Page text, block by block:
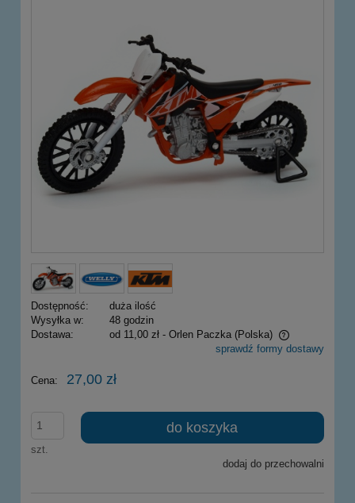
Dostępność:
duża ilość
Wysyłka w:
48 godzin
Dostawa:
od 11,00 zł - Orlen Paczka (Polska)
Cena nie zawiera ewentualnych kosztów płatności
sprawdź formy dostawy
Cena: 27,00 zł
szt.
do koszyka
dodaj do przechowalni